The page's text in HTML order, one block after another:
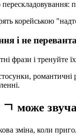
корейською
і не
фрази і тренуйте
романтичні
ㄱ може
зміна, коли